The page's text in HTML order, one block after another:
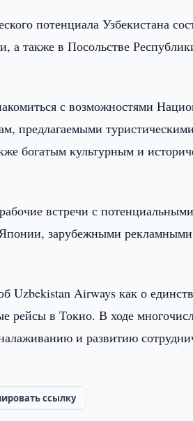
потенциала Узбекистана
а также в Посольстве
с возможностями
предлагаемыми
богатым культурным и
встречи с
зарубежными
Airways как о
в Токио. В ходе
и развитию
ссылку